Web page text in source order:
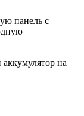
панель с
на